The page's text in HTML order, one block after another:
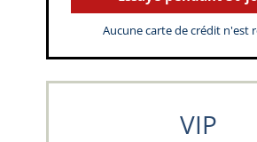
Aucune carte de crédit n'est
VIP